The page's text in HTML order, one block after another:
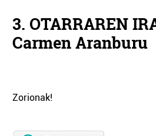
3. OTARRAREN
Carmen Aranburu
Zorionak!